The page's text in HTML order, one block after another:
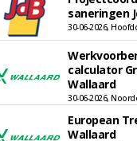
saneringen
30-06-2026,
calculator
Wallaard
30-06-2026,
European
Wallaard